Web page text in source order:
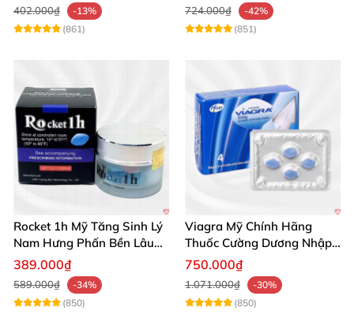
402.000₫
-13%
(861)
724.000₫
-42%
(851)
Rocket 1h Mỹ Tăng Sinh Lý
Nam Hưng Phấn Bền Lâu
Mạnh Mẽ
389.000₫
589.000₫
-34%
(850)
Viagra Mỹ Chính Hãng
Thuốc Cường Dương Nhập
Khẩu Chính Ngạch
750.000₫
1.071.000₫
-30%
(850)